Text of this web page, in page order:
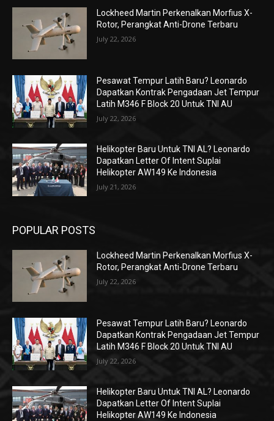
Lockheed Martin Perkenalkan Morfius X-
Rotor, Perangkat Anti-Drone Terbaru
July 22, 2026
Pesawat Tempur Latih Baru? Leonardo
Dapatkan Kontrak Pengadaan Jet Tempur
Latih M346 F Block 20 Untuk TNI AU
July 22, 2026
Helikopter Baru Untuk TNI AL? Leonardo
Dapatkan Letter Of Intent Suplai
Helikopter AW149 Ke Indonesia
July 21, 2026
POPULAR POSTS
Lockheed Martin Perkenalkan Morfius X-
Rotor, Perangkat Anti-Drone Terbaru
July 22, 2026
Pesawat Tempur Latih Baru? Leonardo
Dapatkan Kontrak Pengadaan Jet Tempur
Latih M346 F Block 20 Untuk TNI AU
July 22, 2026
Helikopter Baru Untuk TNI AL? Leonardo
Dapatkan Letter Of Intent Suplai
Helikopter AW149 Ke Indonesia